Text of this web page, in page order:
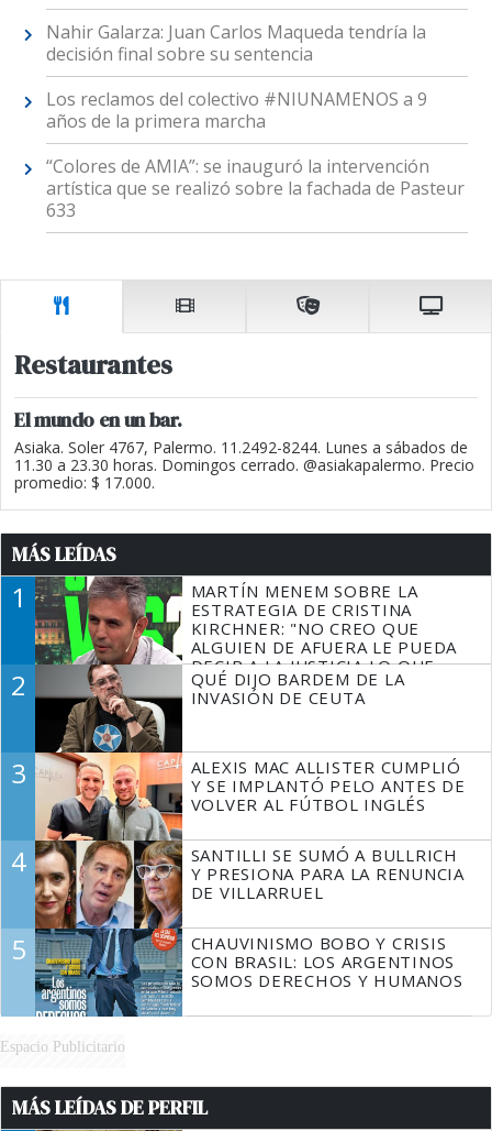
Nahir Galarza: Juan Carlos Maqueda tendría la
decisión final sobre su sentencia
Los reclamos del colectivo #NIUNAMENOS a 9
años de la primera marcha
“Colores de AMIA”: se inauguró la intervención
artística que se realizó sobre la fachada de Pasteur
633
Restaurantes
El mundo en un bar.
Asiaka. Soler 4767, Palermo. 11.2492-8244. Lunes a sábados de
11.30 a 23.30 horas. Domingos cerrado. @asiakapalermo. Precio
promedio: $ 17.000.
MÁS LEÍDAS
1
MARTÍN MENEM SOBRE LA
ESTRATEGIA DE CRISTINA
KIRCHNER: "NO CREO QUE
ALGUIEN DE AFUERA LE PUEDA
DECIR A LA JUSTICIA LO QUE
TIENE QUE HACER"
2
QUÉ DIJO BARDEM DE LA
INVASIÓN DE CEUTA
3
ALEXIS MAC ALLISTER CUMPLIÓ
Y SE IMPLANTÓ PELO ANTES DE
VOLVER AL FÚTBOL INGLÉS
4
SANTILLI SE SUMÓ A BULLRICH
Y PRESIONA PARA LA RENUNCIA
DE VILLARRUEL
5
CHAUVINISMO BOBO Y CRISIS
CON BRASIL: LOS ARGENTINOS
SOMOS DERECHOS Y HUMANOS
Espacio Publicitario
MÁS LEÍDAS DE PERFIL